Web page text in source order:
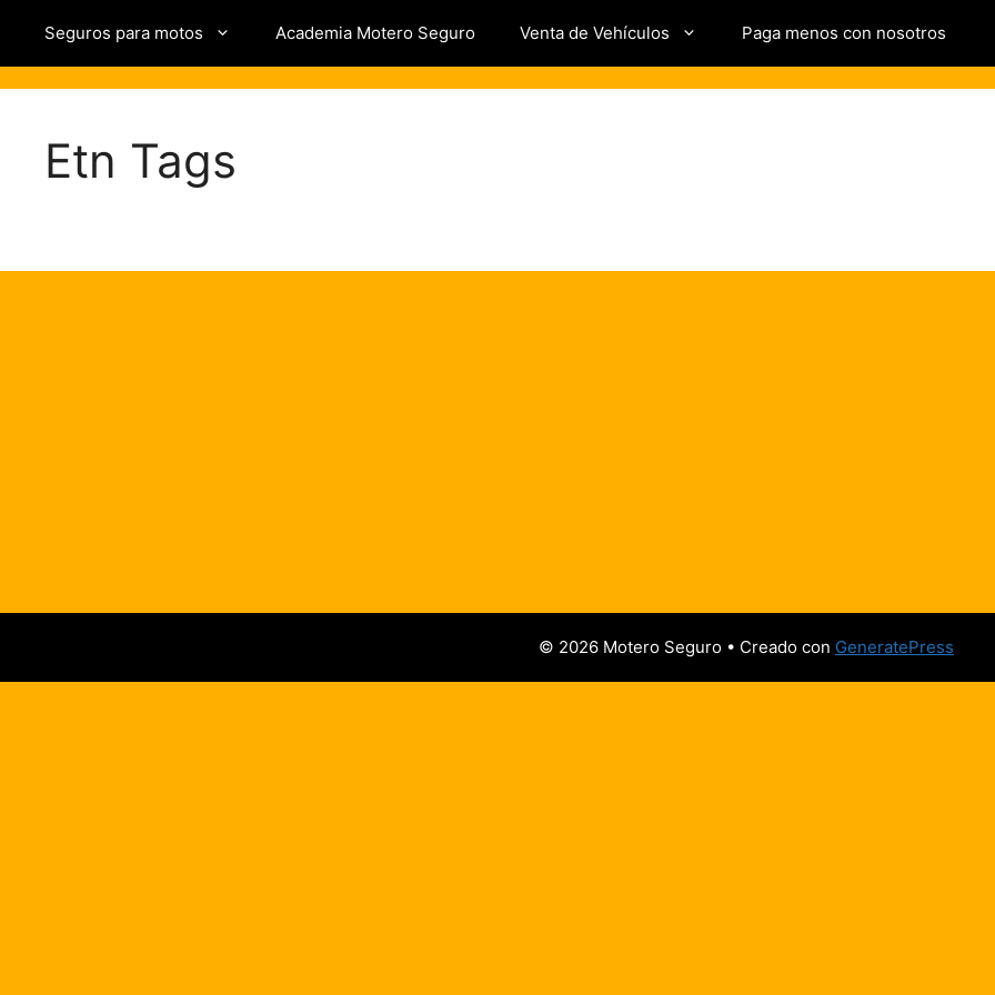
contenido
Seguros para motos Academia Motero Seguro Venta de Vehículos Paga menos con nosotros
Etn Tags
© 2026 Motero Seguro • Creado con GeneratePress